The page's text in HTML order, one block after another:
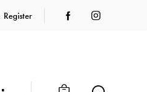
Register